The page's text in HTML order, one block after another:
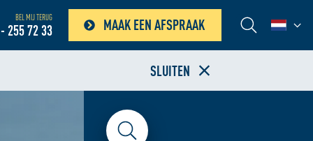
BEL MIJ TERUG
255 72 33 MAAK EEN AFSPRAAK
SLUITEN